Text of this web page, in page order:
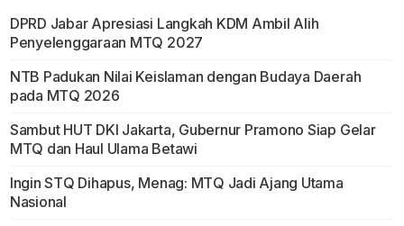
DPRD Jabar Apresiasi Langkah KDM Ambil Alih
Penyelenggaraan MTQ 2027
NTB Padukan Nilai Keislaman dengan Budaya Daerah
pada MTQ 2026
Sambut HUT DKI Jakarta, Gubernur Pramono Siap Gelar
MTQ dan Haul Ulama Betawi
Ingin STQ Dihapus, Menag: MTQ Jadi Ajang Utama
Nasional